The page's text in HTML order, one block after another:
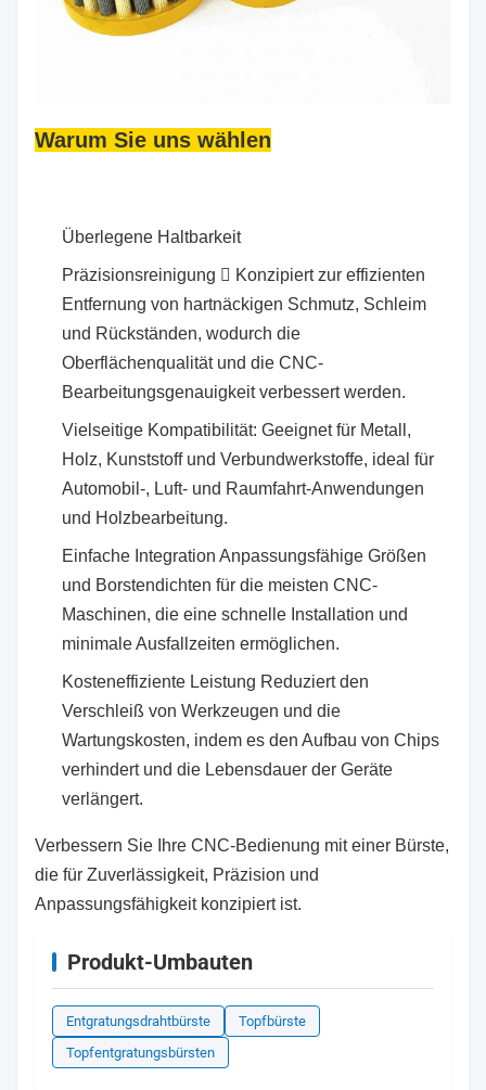
Warum Sie uns wählen
Überlegene Haltbarkeit
Präzisionsreinigung  Konzipiert zur effizienten
Entfernung von hartnäckigen Schmutz, Schleim
und Rückständen, wodurch die
Oberflächenqualität und die CNC-
Bearbeitungsgenauigkeit verbessert werden.
Vielseitige Kompatibilität: Geeignet für Metall,
Holz, Kunststoff und Verbundwerkstoffe, ideal für
Automobil-, Luft- und Raumfahrt-Anwendungen
und Holzbearbeitung.
Einfache Integration Anpassungsfähige Größen
und Borstendichten für die meisten CNC-
Maschinen, die eine schnelle Installation und
minimale Ausfallzeiten ermöglichen.
Kosteneffiziente Leistung Reduziert den
Verschleiß von Werkzeugen und die
Wartungskosten, indem es den Aufbau von Chips
verhindert und die Lebensdauer der Geräte
verlängert.
Verbessern Sie Ihre CNC-Bedienung mit einer Bürste,
die für Zuverlässigkeit, Präzision und
Anpassungsfähigkeit konzipiert ist.
Produkt-Umbauten
Entgratungsdrahtbürste
Topfbürste
Topfentgratungsbürsten